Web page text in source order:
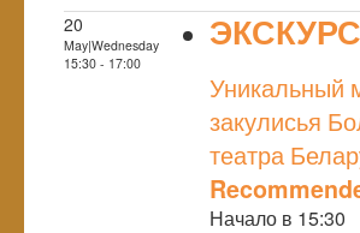
20
May|Wednesday
15:30 - 17:00
Уникальный
закулисья
театра
Начало в 15:30